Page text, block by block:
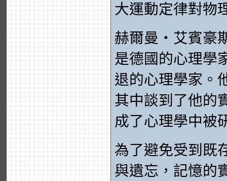
大運動定律對物
赫爾曼‧艾賓豪
是德國的心理學
退的心理學家。
其中談到了他的
成了心理學中被
為了避免受到既
與遺忘，記憶的